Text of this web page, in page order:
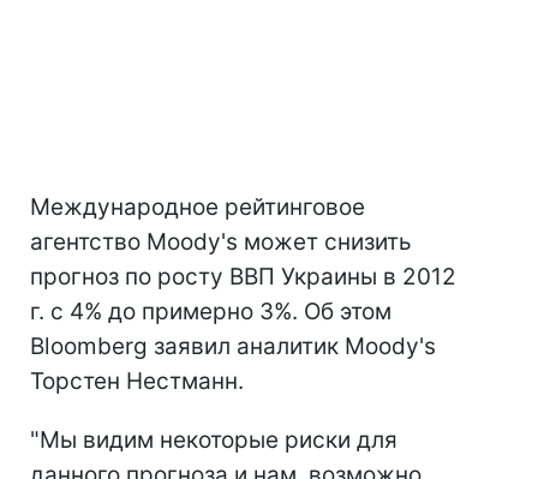
Международное рейтинговое
агентство Moody's может снизить
прогноз по росту ВВП Украины в 2012
г. с 4% до примерно 3%. Об этом
Bloomberg заявил аналитик Moody's
Торстен Нестманн.
"Мы видим некоторые риски для